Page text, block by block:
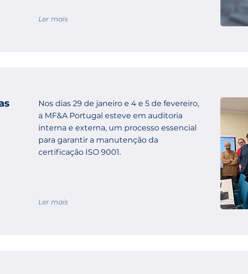
Ler mais
Nos dias 29 de janeiro e 4 e 5 de fevereiro,
a MF&A Portugal esteve em auditoria
interna e externa, um processo essencial
para garantir a manutenção da
certificação ISO 9001.
Ler mais